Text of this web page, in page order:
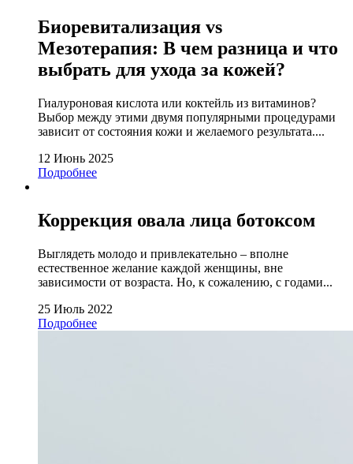
Биоревитализация vs
Мезотерапия: В чем разница и что
выбрать для ухода за кожей?
Гиалуроновая кислота или коктейль из витаминов?
Выбор между этими двумя популярными процедурами
зависит от состояния кожи и желаемого результата....
12 Июнь 2025
Подробнее
Коррекция овала лица ботоксом
Выглядеть молодо и привлекательно – вполне
естественное желание каждой женщины, вне
зависимости от возраста. Но, к сожалению, с годами...
25 Июль 2022
Подробнее